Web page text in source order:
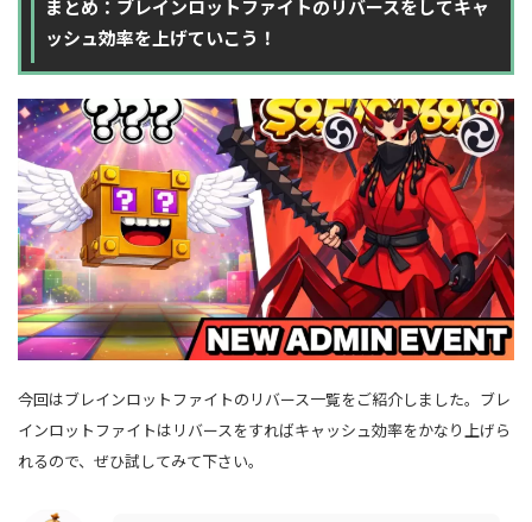
まとめ：ブレインロットファイトのリバースをしてキャ
ッシュ効率を上げていこう！
今回はブレインロットファイトのリバース一覧をご紹介しました。ブレ
インロットファイトはリバースをすればキャッシュ効率をかなり上げら
れるので、ぜひ試してみて下さい。